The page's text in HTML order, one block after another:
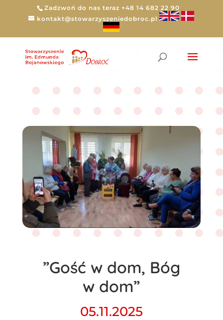
Zadzwoń do nas teraz +48 14 682 22 90
kontakt@stowarzyszeniedobroc.pl
”Gość w dom, Bóg
w dom”
05.11.2025